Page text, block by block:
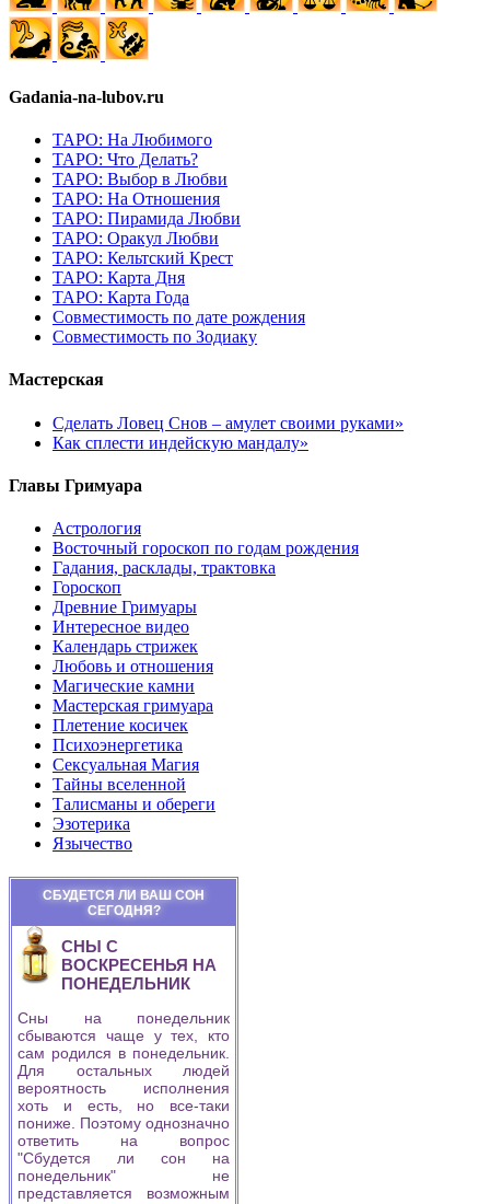
Gadania-na-lubov.ru
ТАРО: На Любимого
ТАРО: Что Делать?
ТАРО: Выбор в Любви
ТАРО: На Отношения
ТАРО: Пирамида Любви
ТАРО: Оракул Любви
ТАРО: Кельтский Крест
ТАРО: Карта Дня
ТАРО: Карта Года
Cовместимость по дате рождения
Cовместимость по Зодиаку
Мастерская
Сделать Ловец Снов – амулет своими руками»
Как сплести индейскую мандалу»
Главы Гримуара
Астрология
Восточный гороскоп по годам рождения
Гадания, расклады, трактовка
Гороскоп
Древние Гримуары
Интересное видео
Календарь стрижек
Любовь и отношения
Магические камни
Мастерская гримуара
Плетение косичек
Психоэнергетика
Сексуальная Магия
Тайны вселенной
Талисманы и обереги
Эзотерика
Язычество
СБУДЕТСЯ ЛИ ВАШ СОН
СЕГОДНЯ?
СНЫ С
ВОСКРЕСЕНЬЯ НА
ПОНЕДЕЛЬНИК
Сны на понедельник
сбываются чаще у тех, кто
сам родился в понедельник.
Для остальных людей
вероятность исполнения
хоть и есть, но все-таки
пониже. Поэтому однозначно
ответить на вопрос
"Сбудется ли сон на
понедельник" не
представляется возможным